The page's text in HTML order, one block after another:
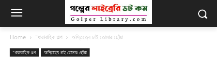
Home "ধারাবাহিক গল্প অস্তিত্বে চাই তোমার ছোঁয়া
"ধারাবাহিক গল্প অস্তিত্বে চাই তোমার ছোঁয়া